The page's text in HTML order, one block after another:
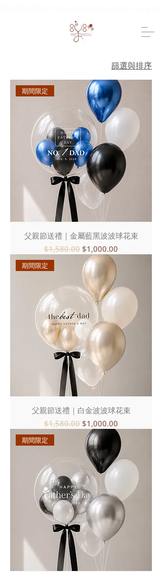
篩選與排序
期間限定
父親節送禮｜金屬藍黑波波球花束
一般價格
$1,580.00 促銷價格
$1,000.00
期間限定
父親節送禮｜白金波波球花束
一般價格
$1,580.00 促銷價格
$1,000.00
期間限定